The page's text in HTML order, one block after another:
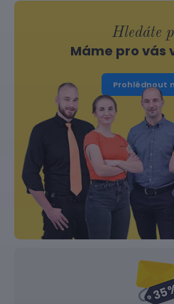
Hledáte
Máme pro vás
Prohlédnout